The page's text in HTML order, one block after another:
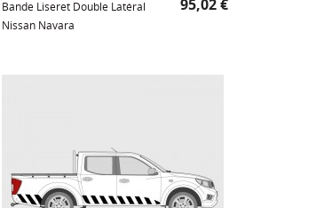
Bande Liseret Double Latéral
Nissan Navara
95,02 €